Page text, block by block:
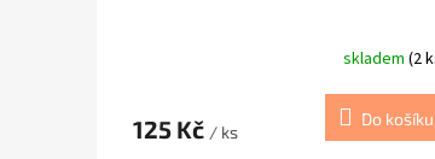
skladem (2
125 Kč / ks
Do košíku